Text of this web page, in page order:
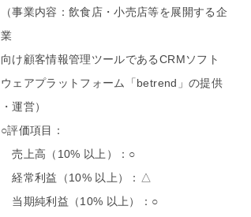
（事業内容：飲食店・小売店等を展開する企
業
向け顧客情報管理ツールであるCRMソフト
ウェアプラットフォーム「betrend」の提供
・運営）
○評価項目：
売上高（10% 以上）：○
経常利益（10% 以上）：△
当期純利益（10% 以上）：○